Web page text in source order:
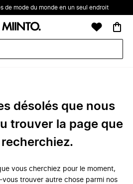
de mode du monde en un seul endroit
désolés que nous
trouver la page que
vous cherchiez pour le moment,
trouver autre chose parmi nos